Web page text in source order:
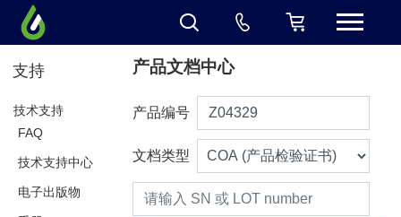
支持
技术支持
FAQ
技术支持中心
电子出版物
产品文档中心
产品编号
文档类型